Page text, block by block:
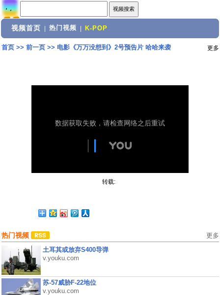
视频首页 热门视频 K-POP
首页>> 前一页>> 电影《万万没想到》2号预告片 哈哈来袭 更多
转载:
热门视频 更多
土耳其或放弃S400导弹
v.youku.com
苏-57威胁F-22地位
v.youku.com